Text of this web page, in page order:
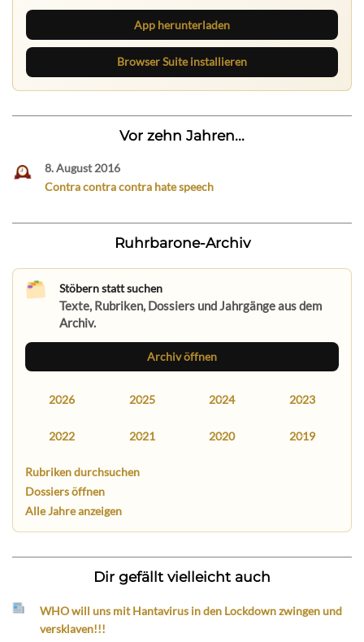
App herunterladen
Browser Suite installieren
Vor zehn Jahren...
8. August 2016
Contra contra contra hate speech
Ruhrbarone-Archiv
Stöbern statt suchen
Texte, Rubriken, Dossiers und Jahrgänge aus dem
Archiv.
Archiv öffnen
2026 2025 2024 2023
2022 2021 2020 2019
Rubriken durchsuchen
Dossiers öffnen
Alle Jahre anzeigen
Dir gefällt vielleicht auch
WHO will uns mit Hantavirus in den Lockdown zwingen und
versklaven!!!